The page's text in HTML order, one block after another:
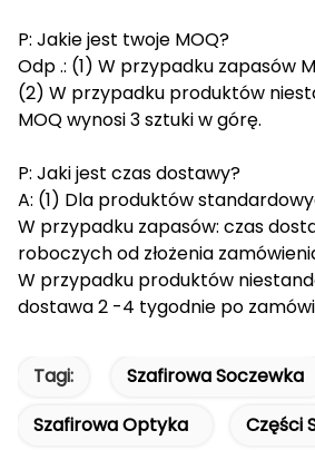
P: Jakie jest twoje MOQ?
Odp .: (1) W przypadku zapasów
(2) W przypadku produktów
MOQ wynosi 3 sztuki w górę.
P: Jaki jest czas dostawy?
A: (1) Dla produktów
W przypadku zapasów: czas
roboczych od złożenia
W przypadku produktów
dostawa 2 -4 tygodnie po
Tagi:
Szafirowa Soczewka
Szafirowa Optyka
Części